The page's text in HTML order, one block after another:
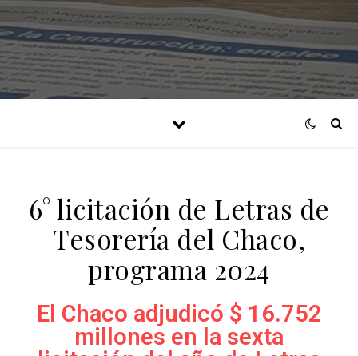
6° licitación de Letras de
Tesorería del Chaco,
programa 2024
El Chaco adjudicó $ 16.752
millones en la sexta